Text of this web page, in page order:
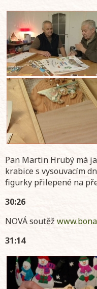
Pan Martin Hrubý má
krabice s vysouvacím
figurky přilepené na
30:26
NOVÁ soutěž
31:14